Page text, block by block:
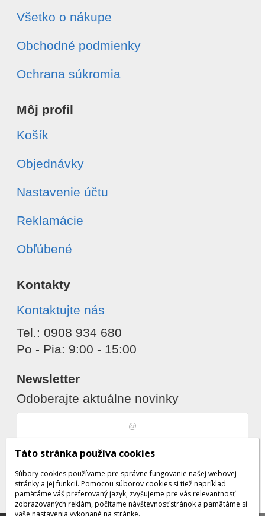
Všetko o nákupe
Obchodné podmienky
Ochrana súkromia
Môj profil
Košík
Objednávky
Nastavenie účtu
Reklamácie
Obľúbené
Kontakty
Kontaktujte nás
Tel.: 0908 934 680
Po - Pia: 9:00 - 15:00
Newsletter
Odoberajte aktuálne novinky
Súhlasím sspracovaním osobných
údajov
Odobrať Pridať
Táto stránka používa cookies
Súbory cookies používame pre správne fungovanie našej webovej
stránky a jej funkcií. Pomocou súborov cookies si tiež napríklad
pamätáme váš preferovaný jazyk, zvyšujeme pre vás relevantnosť
zobrazovaných reklám, počítame návštevnosť stránok a pamätáme si
vaše nastavenia vykonané na stránke.